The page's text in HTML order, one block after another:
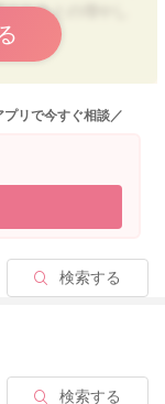
たあとの増やし
ていき、1回で小
は小さじ1杯→2杯
た、その際続け
のかどちらでしょ
体調に変化がな
をいただくよう
リで今すぐ相談／
検索する
検索する